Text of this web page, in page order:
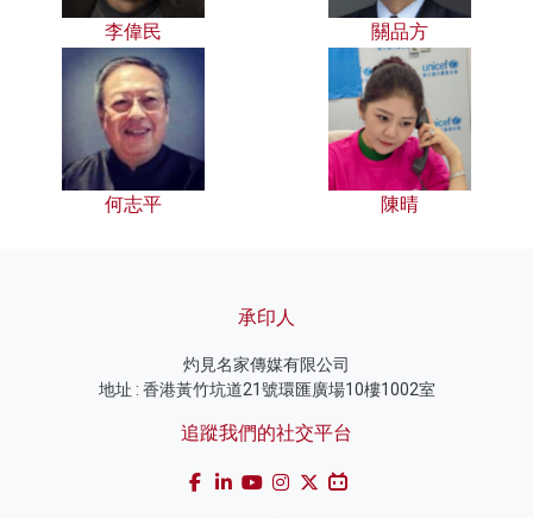
李偉民 關品方
何志平 陳晴
承印人
灼見名家傳媒有限公司
地址 : 香港黃竹坑道21號環匯廣場10樓1002室
追蹤我們的社交平台